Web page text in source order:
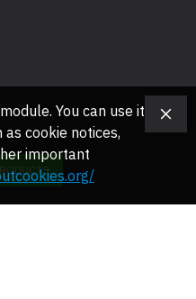
You can use it
cookie notices,
important